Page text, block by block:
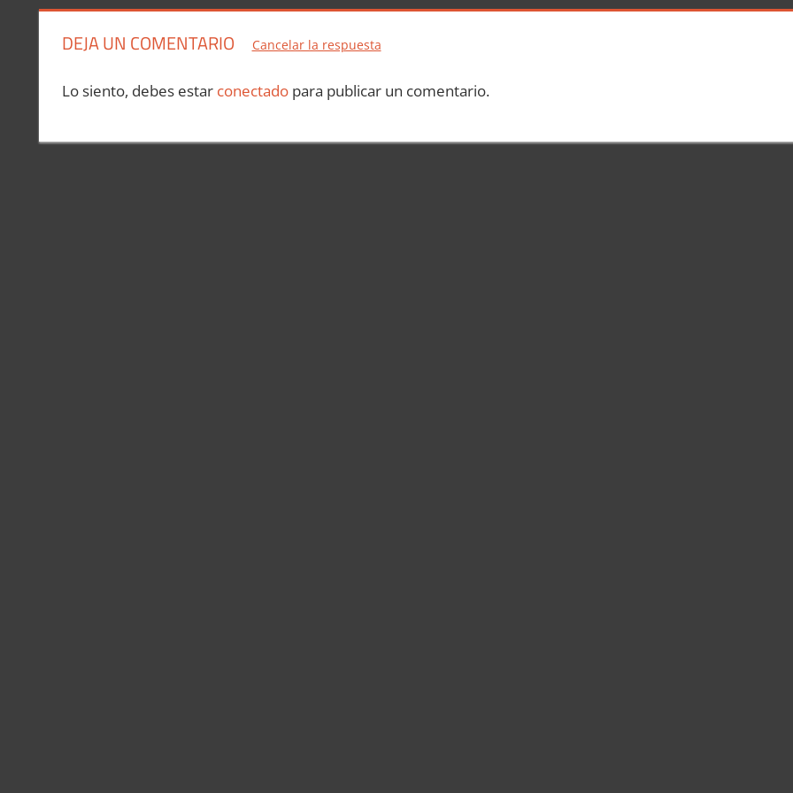
entradas
DEJA UN COMENTARIO Cancelar la respuesta
Lo siento, debes estar conectadopara publicar un comentario.